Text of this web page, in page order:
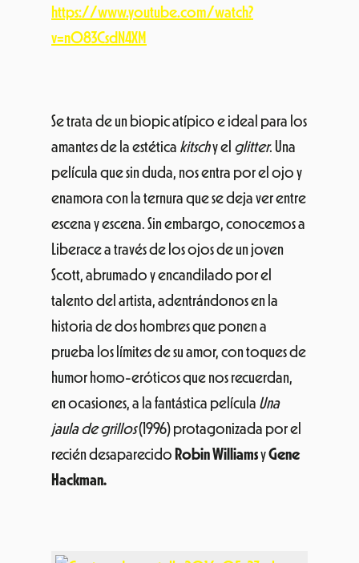
https://www.youtube.com/watch?
v=n083CsdN4XM
Se trata de un biopic atípico e ideal para los
amantes de la estética kitschy el glitter. Una
película que sin duda, nos entra por el ojo y
enamora con la ternura que se deja ver entre
escena y escena. Sin embargo, conocemos a
Liberace a través de los ojos de un joven
Scott, abrumado y encandilado por el
talento del artista, adentrándonos en la
historia de dos hombres que ponen a
prueba los límites de su amor, con toques de
humor homo-eróticos que nos recuerdan,
en ocasiones, a la fantástica película Una
jaula de grillos(1996) protagonizada por el
recién desaparecido Robin WilliamsyGene
Hackman.